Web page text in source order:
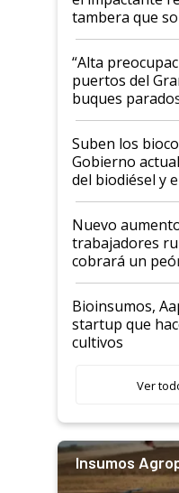
tambera que
tornado
“Alta
puertos del
buques
exportadoras
la medida de
prácticos
Suben los
Gobierno
del biodiésel y
Nuevo
trabajadores
cobrará un
Bioinsumos,
startup que
cultivos
Ver
Insumos